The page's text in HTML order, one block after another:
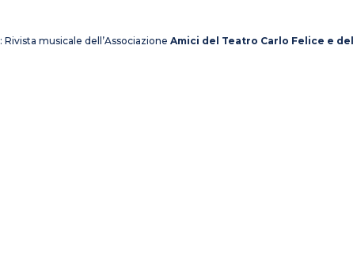
: Rivista musicale dell’Associazione Amici del Teatro Carlo Felice e